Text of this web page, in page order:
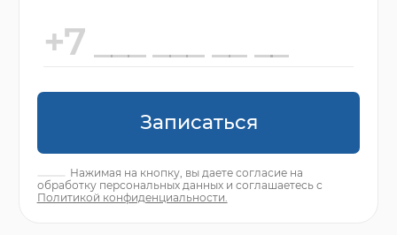
Записаться
Нажимая на кнопку, вы даете согласие на
обработку персональных данных и соглашаетесь с
Политикой конфиденциальности.